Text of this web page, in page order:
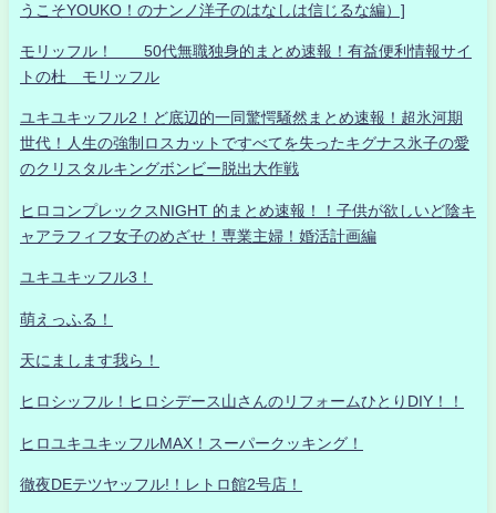
うこそYOUKO！のナンノ洋子のはなしは信じるな編）]
モリッフル！ 50代無職独身的まとめ速報！有益便利情報サイ
トの杜 モリッフル
ユキユキッフル2！ど底辺的一同驚愕騒然まとめ速報！超氷河期
世代！人生の強制ロスカットですべてを失ったキグナス氷子の愛
のクリスタルキングボンビー脱出大作戦
ヒロコンプレックスNIGHT 的まとめ速報！！子供が欲しいど陰キ
ャアラフィフ女子のめざせ！専業主婦！婚活計画編
ユキユキッフル3！
萌えっふる！
天にまします我ら！
ヒロシッフル！ヒロシデース山さんのリフォームひとりDIY！！
ヒロユキユキッフルMAX！スーパークッキング！
徹夜DEテツヤッフル!！レトロ館2号店！